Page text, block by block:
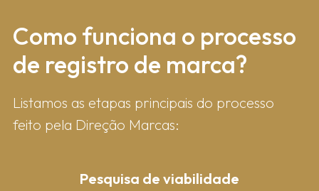
Como fun​ciona o processo
de registro de marca?
Listamos as etapas principais do processo
feito pela Direção Marcas:
Pesquisa de viabilidade